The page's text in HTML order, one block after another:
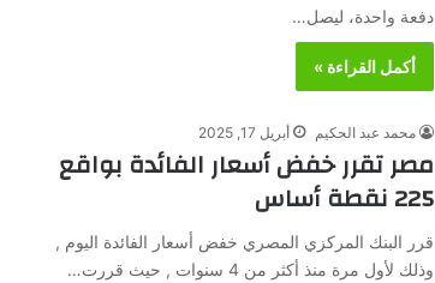
دفعة واحدة، ليصل…
أكمل القراءة »
محمد عبد الحكيم أبريل 17, 2025
مصر تقرر خفض أسعار الفائدة بواقع
225 نقطة أساس
قرر البنك المركزي المصري خفض أسعار الفائدة اليوم ,
وذلك لأول مرة منذ أكثر من 4 سنوات , حيث قررت…